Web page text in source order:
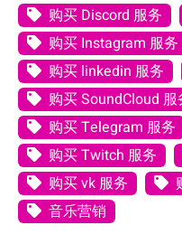
购买 Discord 服务
购买 Instagram 服务
购买 linkedin 服务
购买 SoundCloud 服
购买 Telegram 服务
购买 Twitch 服务
购买 vk 服务
音乐营销